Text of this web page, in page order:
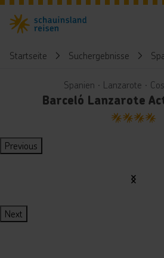
Startseite Suchergebnisse
Spanien ∙ Lanzarote ∙
Barceló Lanzarote
4
Previous
Next